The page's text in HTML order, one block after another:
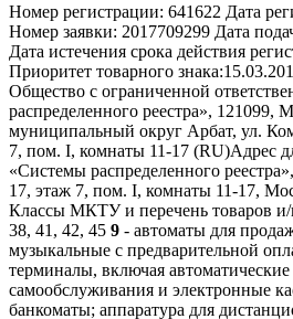
Номер регистрации: 641622 Дата
Номер заявки: 2017709299 Дата
Дата истечения срока действия
Приоритет товарного знака:
Общество с ограниченной
распределенного реестра», 121099,
муниципальный округ Арбат, ул.
7, пом. I, комнаты 11-17 (RU)Адрес
«Системы распределенного
17, этаж 7, пом. I, комнаты 11-17,
Классы МКТУ и перечень товаров и/
38, 41, 42, 45 9 - автоматы для
музыкальные с предварительной
терминалы, включая
самообслуживания и электронные
банкоматы; аппаратура для